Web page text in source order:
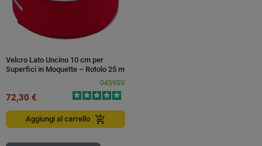
Velcro Lato Uncino 10 cm per
Superfici in Moquette – Rotolo 25 m
0459SV
72,30 €
Aggiungi al carrello add_shopping_cart